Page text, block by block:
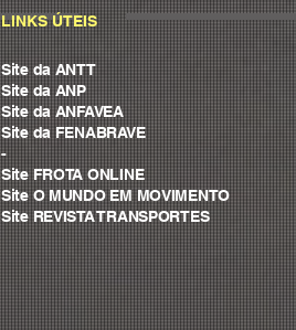
LINKS ÚTEIS
Site da ANTT
Site da ANP
Site da ANFAVEA
Site da FENABRAVE
-
Site FROTA ONLINE
Site O MUNDO EM MOVIMENTO
Site REVISTA TRANSPORTES